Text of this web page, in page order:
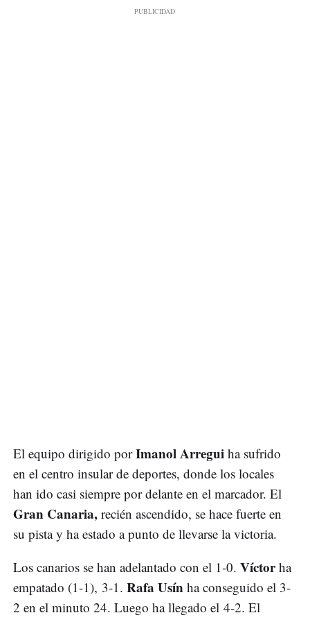
El equipo dirigido porImanol Arregui ha sufrido
en el centro insular de deportes, donde los locales
han ido casi siempre por delante en el marcador. El
Gran Canaria, recién ascendido, se hace fuerte en
su pista y ha estado a punto de llevarse la victoria.
Los canarios se han adelantado con el 1-0. Víctorha
empatado (1-1), 3-1. Rafa Usín ha conseguido el 3-
2 en el minuto 24. Luego ha llegado el 4-2. El